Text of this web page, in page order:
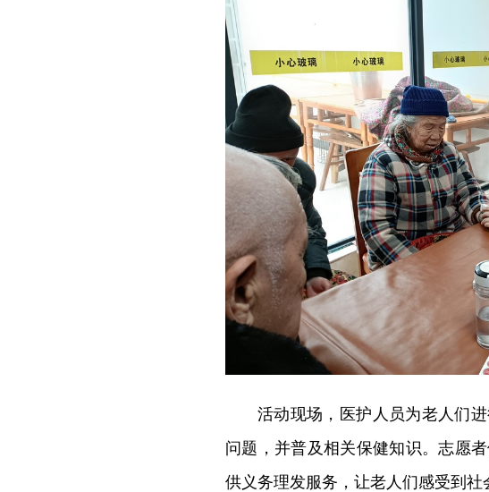
活动现场，医护人员为老人们
问题，并普及相关保健知识。志愿
供义务理发服务，让老人们感受到社